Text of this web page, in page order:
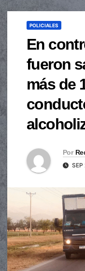
POLICIALES
En
fueron
más de
Por
SEP